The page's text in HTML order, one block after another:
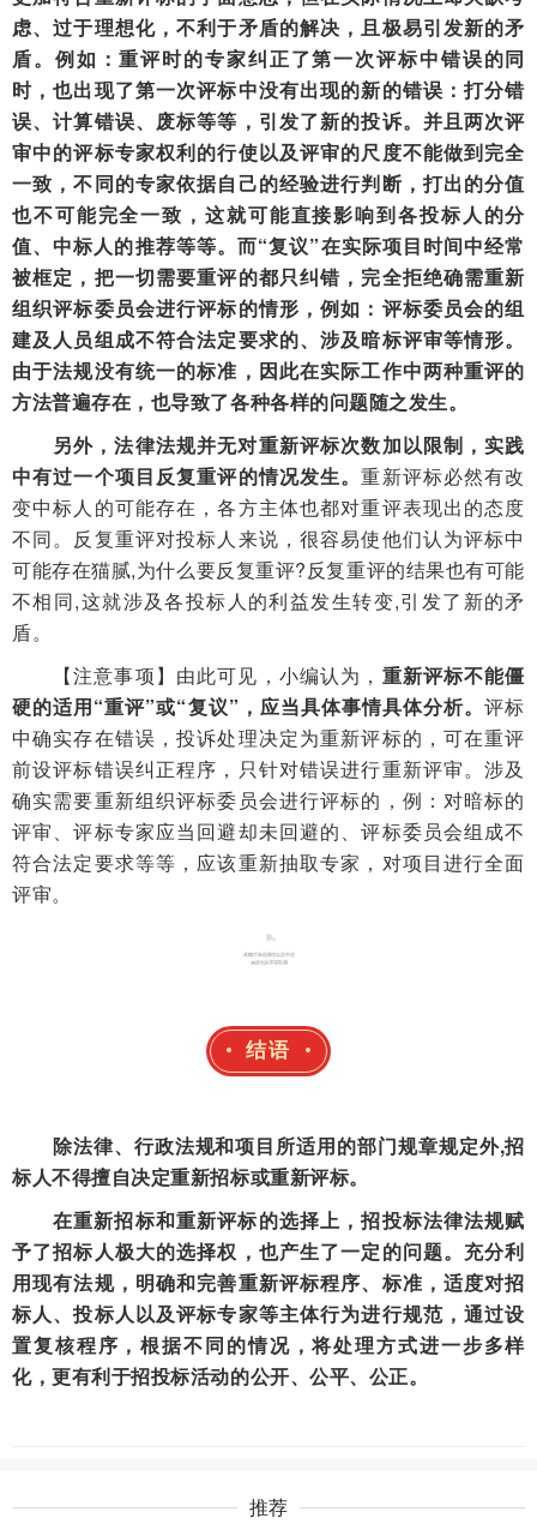
虑、过于理想化，不利于矛盾的解决，且极易引发新的矛
盾。例如：重评时的专家纠正了第一次评标中错误的同
时，也出现了第一次评标中没有出现的新的错误：打分错
误、计算错误、废标等等，引发了新的投诉。并且两次评
审中的评标专家权利的行使以及评审的尺度不能做到完全
一致，不同的专家依据自己的经验进行判断，打出的分值
也不可能完全一致，这就可能直接影响到各投标人的分
值、中标人的推荐等等。而“复议”在实际项目时间中经常
被框定，把一切需要重评的都只纠错，完全拒绝确需重新
组织评标委员会进行评标的情形，例如：评标委员会的组
建及人员组成不符合法定要求的、涉及暗标评审等情形。
由于法规没有统一的标准，因此在实际工作中两种重评的
方法普遍存在，也导致了各种各样的问题随之发生。
另外，法律法规并无对重新评标次数加以限制，实践
中有过一个项目反复重评的情况发生。重新评标必然有改
变中标人的可能存在，各方主体也都对重评表现出的态度
不同。反复重评对投标人来说，很容易使他们认为评标中
可能存在猫腻,为什么要反复重评?反复重评的结果也有可能
不相同,这就涉及各投标人的利益发生转变,引发了新的矛
盾。
【注意事项】由此可见，小编认为， 重新评标不能僵
硬的适用“重评”或“复议”，应当具体事情具体分析。评标
中确实存在错误，投诉处理决定为重新评标的，可在重评
前设评标错误纠正程序，只针对错误进行重新评审。涉及
确实需要重新组织评标委员会进行评标的，例：对暗标的
评审、评标专家应当回避却未回避的、评标委员会组成不
符合法定要求等等，应该重新抽取专家，对项目进行全面
评审。
03
结语
除法律、行政法规和项目所适用的部门规章规定外,招
标人不得擅自决定重新招标或重新评标。
在重新招标和重新评标的选择上，招投标法律法规赋
予了招标人极大的选择权，也产生了一定的问题。充分利
用现有法规，明确和完善重新评标程序、标准，适度对招
标人、投标人以及评标专家等主体行为进行规范，通过设
置复核程序，根据不同的情况，将处理方式进一步多样
化，更有利于招投标活动的公开、公平、公正。
推荐